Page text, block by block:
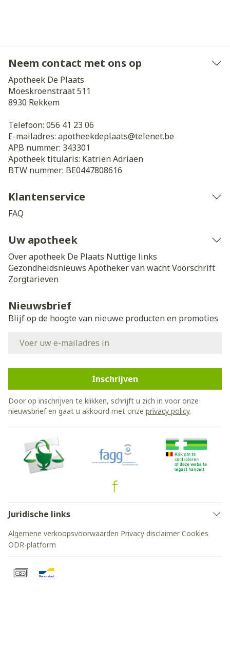
Neem contact met ons op
Apotheek De Plaats
Moeskroenstraat 511
8930 Rekkem
Telefoon: 056 41 23 06
E-mailadres: apotheekdeplaats@telenet.be
APB nummer: 343301
Apotheek titularis: Katrien Adriaen
BTW nummer: BE0447808616
Klantenservice
FAQ
Uw apotheek
Over apotheek De Plaats Nuttige links
Gezondheidsnieuws Apotheker van wachtVoorschrift
Zorgtarieven
Nieuwsbrief
Blijf op de hoogte van nieuwe producten en promoties
Inschrijven
Door op inschrijven te klikken, schrijft u zich in voor onze
nieuwsbrief en gaat u akkoord met onze privacy policy.
Juridische links
Algemene verkoopsvoorwaarden Privacy disclaimer Cookies
ODR-platform